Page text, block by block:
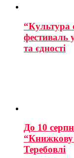
“Культура
фестиваль
та єдності
До 10
“Книжкову
Теребовлі